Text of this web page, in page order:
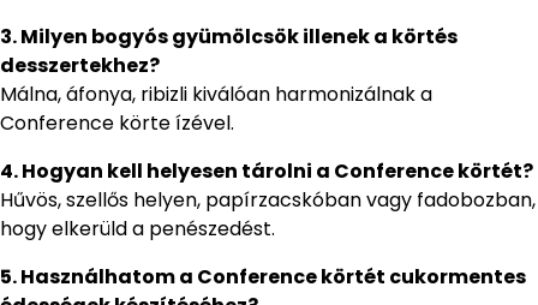
3. Milyen bogyós gyümölcsök illenek a körtés
desszertekhez?
Málna, áfonya, ribizli kiválóan harmonizálnak a
Conference körte ízével.
4. Hogyan kell helyesen tárolni a Conference körtét?
Hűvös, szellős helyen, papírzacskóban vagy fadobozban,
hogy elkerüld a penészedést.
5. Használhatom a Conference körtét cukormentes